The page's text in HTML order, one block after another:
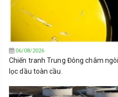
06/08/2026
Chiến tranh Trung Đông châm
lọc dầu toàn cầu.